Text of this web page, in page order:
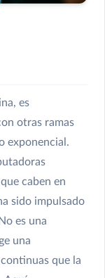
es
otras ramas
exponencial.
caben en
sido impulsado
es una
una
que la